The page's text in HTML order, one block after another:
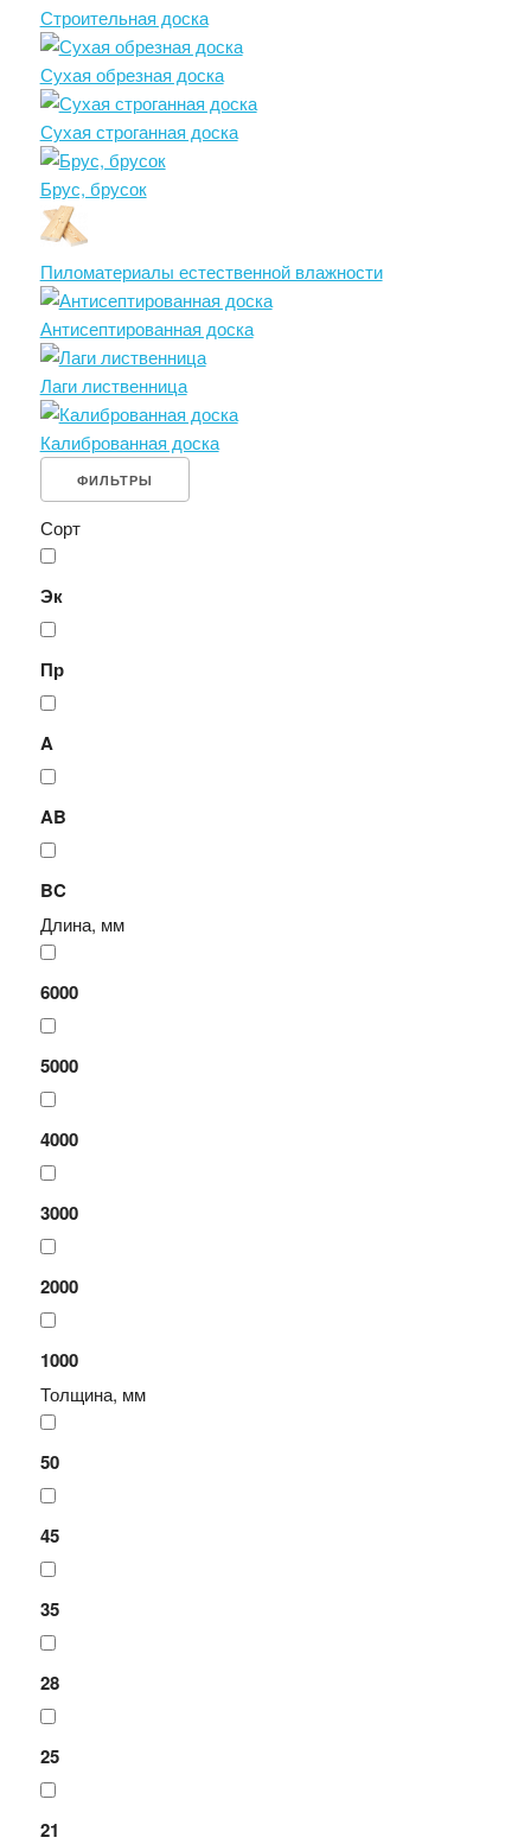
Строительная доска
Сухая обрезная доска
Сухая строганная доска
Брус, брусок
Пиломатериалы естественной влажности
Антисептированная доска
Лаги лиственница
Калиброванная доска
ФИЛЬТРЫ
Сорт
Эк
Пр
A
AB
BC
Длина, мм
6000
5000
4000
3000
2000
1000
Толщина, мм
50
45
35
28
25
21